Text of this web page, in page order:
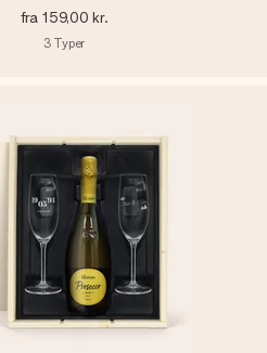
fra 159,00 kr.
3 Typer